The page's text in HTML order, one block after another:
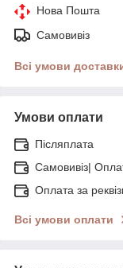
Нова Пошта
Самовивіз
Всі умови
Умови оплати
Післяплата
Самовивіз|
Оплата за
Всі умови оплати